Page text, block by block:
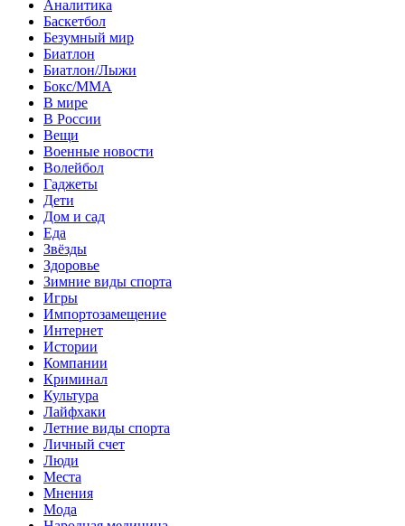
Аналитика
Баскетбол
Безумный мир
Биатлон
Биатлон/Лыжи
Бокс/MMA
В мире
В России
Вещи
Военные новости
Волейбол
Гаджеты
Дети
Дом и сад
Еда
Звёзды
Здоровье
Зимние виды спорта
Игры
Импортозамещение
Интернет
Истории
Компании
Криминал
Культура
Лайфхаки
Летние виды спорта
Личный счет
Люди
Места
Мнения
Мода